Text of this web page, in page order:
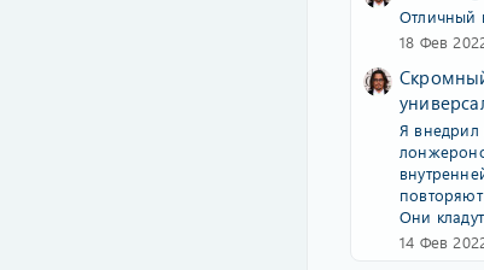
Отличный
18 Фев
Я внедрил
Они
14 Фев